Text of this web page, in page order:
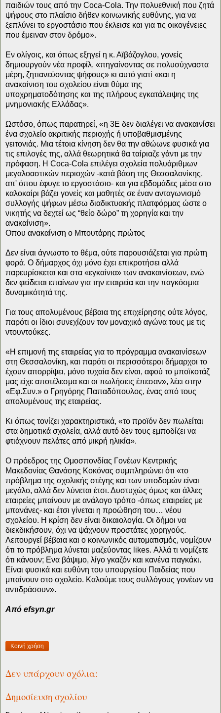
παιδιών τους από την Coca-Cola. Την πολυεθνική που ζητά
ψήφους στο πλαίσιο δήθεν κοινωνικής ευθύνης, για να
ξεπλύνει το εργοστάσιο που έκλεισε και για τις οικογένειες
που έμειναν στον δρόμο».
Εν ολίγοις, και όπως εξηγεί η κ. Αϊβάζογλου, γονείς
δημιουργούν νέα προφίλ, «πηγαίνοντας σε πολυσύχναστα
μέρη, ζητιανεύοντας ψήφους» κι αυτό γιατί «και η
ανακαίνιση του σχολείου είναι θύμα της
υποχρηματοδότησης και της πλήρους εγκατάλειψης της
μνημονιακής Ελλάδας».
Ωστόσο, όπως παρατηρεί, «η 3Ε δεν διαλέγει να ανακαινίσει
ένα σχολείο ακριτικής περιοχής ή υποβαθμισμένης
γειτονιάς. Μια τέτοια κίνηση δεν θα την αθώωνε φυσικά για
τις επιλογές της, αλλά θεωρητικά θα ταίριαζε γάντι με την
πρόφαση. Η Coca-Cola επιλέγει σχολεία πολυάριθμων
μεγαλοαστικών περιοχών -κατά βάση της Θεσσαλονίκης,
απ' όπου έφυγε το εργοστάσιο- και για εβδομάδες μέσα στο
καλοκαίρι βάζει γονείς και μαθητές σε έναν ανταγωνισμό
συλλογής ψήφων μέσω διαδικτυακής πλατφόρμας ώστε ο
νικητής να δεχτεί ως “θείο δώρο” τη χορηγία και την
ανακαίνιση».
Οπου ανακαίνιση ο Μπουτάρης πρώτος
Δεν είναι άγνωστο το θέμα, ούτε παρουσιάζεται για πρώτη
φορά. Ο δήμαρχος όχι μόνο έχει επικροτήσει αλλά
παρευρίσκεται και στα «εγκαίνια» των ανακαινίσεων, ενώ
δεν φείδεται επαίνων για την εταιρεία και την παγκόσμια
δυναμικότητά της.
Για τους απολυμένους βέβαια της επιχείρησης ούτε λόγος,
παρότι οι ίδιοι συνεχίζουν τον μοναχικό αγώνα τους με τις
ντουντούκες.
«Η επιμονή της εταιρείας για το πρόγραμμα ανακαινίσεων
στη Θεσσαλονίκη, και παρότι οι περισσότεροι δήμαρχοι το
έχουν απορρίψει, μόνο τυχαία δεν είναι, αφού το μποϊκοτάζ
μας είχε αποτέλεσμα και οι πωλήσεις έπεσαν», λέει στην
«Εφ.Συν.» ο Γρηγόρης Παπαδόπουλος, ένας από τους
απολυμένους της εταιρείας.
Κι όπως τονίζει χαρακτηριστικά, «το προϊόν δεν πωλείται
στα δημοτικά σχολεία, αλλά αυτό δεν τους εμποδίζει να
φτιάχνουν πελάτες από μικρή ηλικία».
Ο πρόεδρος της Ομοσπονδίας Γονέων Κεντρικής
Μακεδονίας Θανάσης Κοκόνας συμπληρώνει ότι «το
πρόβλημα της σχολικής στέγης και των υποδομών είναι
μεγάλο, αλλά δεν λύνεται έτσι. Δυστυχώς όμως και άλλες
εταιρείες μπαίνουν με ανάλογο τρόπο -όπως εταιρείες με
μπανάνες- και έτσι γίνεται η προώθηση του… νέου
σχολείου. Η κρίση δεν είναι δικαιολογία. Οι δήμοι να
διεκδικήσουν, όχι να ψάχνουν προστάτες χορηγούς.
Λειτουργεί βέβαια και ο κοινωνικός αυτοματισμός, νομίζουν
ότι το πρόβλημα λύνεται μαζεύοντας likes. Αλλά τι νομίζετε
ότι κάνουν; Ενα βάψιμο, λίγο γκαζόν και κανένα παγκάκι.
Είναι φυσικά και ευθύνη του υπουργείου Παιδείας που
μπαίνουν στο σχολείο. Καλούμε τους συλλόγους γονέων να
αντιδράσουν».
Από efsyn.gr
Κοινή χρήση
Δεν υπάρχουν σχόλια:
Δημοσίευση σχολίου